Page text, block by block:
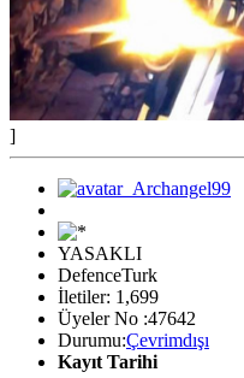
]
YASAKLI
DefenceTurk
İletiler: 1,699
Üyeler No :47642
Durumu:Çevrimdışı
Kayıt Tarihi